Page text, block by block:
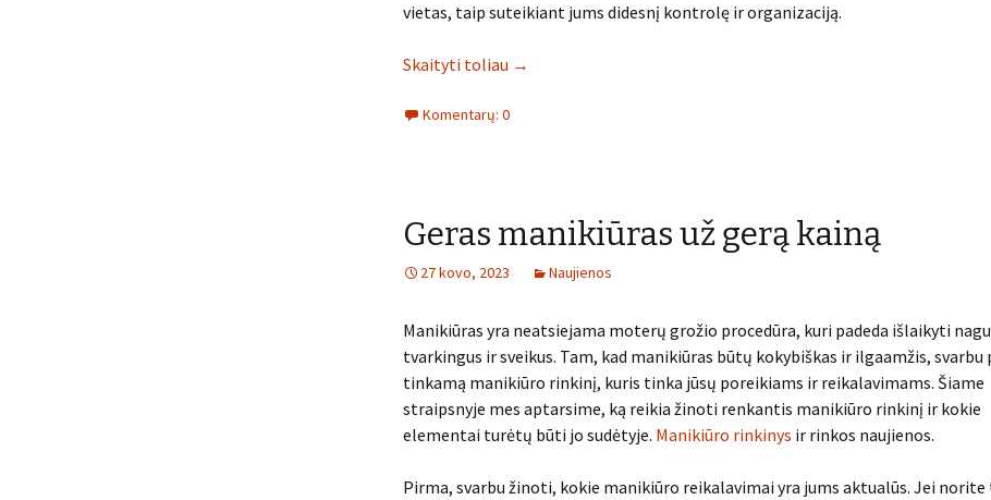
vietas, taip suteikiant jums didesnį kontrolę ir organizaciją.
Skaityti toliau →
Komentarų: 0
Geras manikiūras už gerą kainą
27 kovo, 2023 Naujienos
Manikiūras yra neatsiejama moterų grožio procedūra, kuri padeda išlaikyti
tvarkingus ir sveikus. Tam, kad manikiūras būtų kokybiškas ir ilgaamžis,
tinkamą manikiūro rinkinį, kuris tinka jūsų poreikiams ir reikalavimams. Šiame
straipsnyje mes aptarsime, ką reikia žinoti renkantis manikiūro rinkinį ir kokie
elementai turėtų būti jo sudėtyje. Manikiūro rinkinys ir rinkos naujienos.
Pirma, svarbu žinoti, kokie manikiūro reikalavimai yra jums aktualūs. Jei